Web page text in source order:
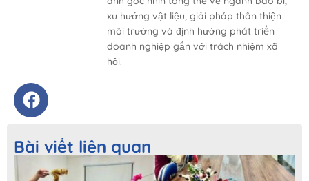
xu hướng vật liệu, giải pháp thân thiện
môi trường và định hướng phát triển
doanh nghiệp gắn với trách nhiệm xã
hội.
Bài viết liên quan